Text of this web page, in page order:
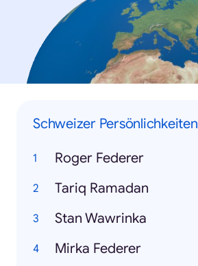
Schweizer Persönlichkeiten
Roger Federer
Tariq Ramadan
Stan Wawrinka
Mirka Federer